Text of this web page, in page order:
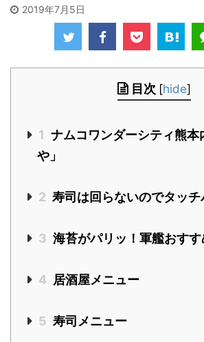
2019年7月5日
目次 [hide]
1 ナムコワンダーシティ熊本
や」
2 寿司は回らないのでタッ
3 海苔がパリッ！軍艦おす
4 居酒屋メニュー
5 寿司メニュー